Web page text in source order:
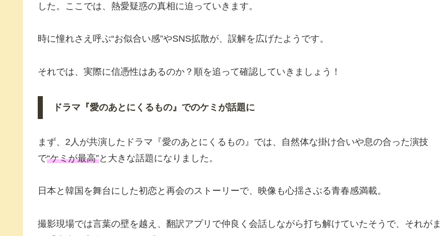
した。ここでは、熱愛疑惑の真相に迫っていきます。
時に憧れさえ呼ぶ“お似合い感”やSNS拡散が、誤解を広げたようです。
それでは、実際に信憑性はあるのか？順を追って確認していきましょう！
ドラマ『愛のあとにくるもの』でのケミが話題に
まず、2人が共演したドラマ『愛のあとにくるもの』では、自然体な掛け合いや息の合った演技
で“ケミが最高”と大きな話題になりました。
日本と韓国を舞台にした初恋と再会のストーリーで、映像も心揺さぶる青春感満載。
撮影現場では言葉の壁を越え、翻訳アプリで仲良く会話しながら打ち解けていたそうで、それがま